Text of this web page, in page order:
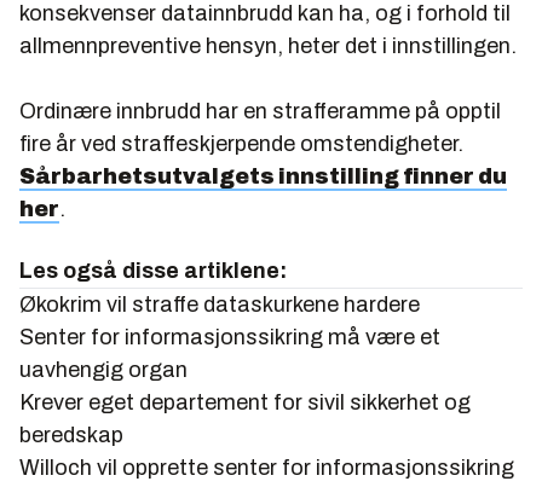
konsekvenser datainnbrudd kan ha, og i forhold til
allmennpreventive hensyn, heter det i innstillingen.
Ordinære innbrudd har en strafferamme på opptil
fire år ved straffeskjerpende omstendigheter.
Sårbarhetsutvalgets innstilling finner du
her.
Les også disse artiklene:
Økokrim vil straffe dataskurkene hardere
Senter for informasjonssikring må være et
uavhengig organ
Krever eget departement for sivil sikkerhet og
beredskap
Willoch vil opprette senter for informasjonssikring